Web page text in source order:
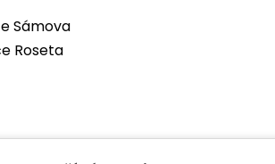
Sámova
Roseta